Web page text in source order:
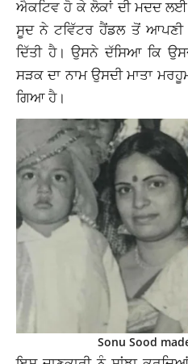
ਐਕਟਿਵਹੋ ਕੇ ਲੋਕਾਂ ਦੀ ਮਦਦ
ਸੂਦਨੇ ਟਵਿੱਟਰ ਹੈਂਡਲ ਤੋਂ ਆਪਣੀ
ਦਿੱਤੀ ਹੈ। ਉਸਨੇ ਦੱਸਿਆ ਕਿ
ਸੜਕ ਦਾ ਨਾਮ ਉਸਦੀ ਮਾਤਾ
ਗਿਆ ਹੈ।
Sonu Sood